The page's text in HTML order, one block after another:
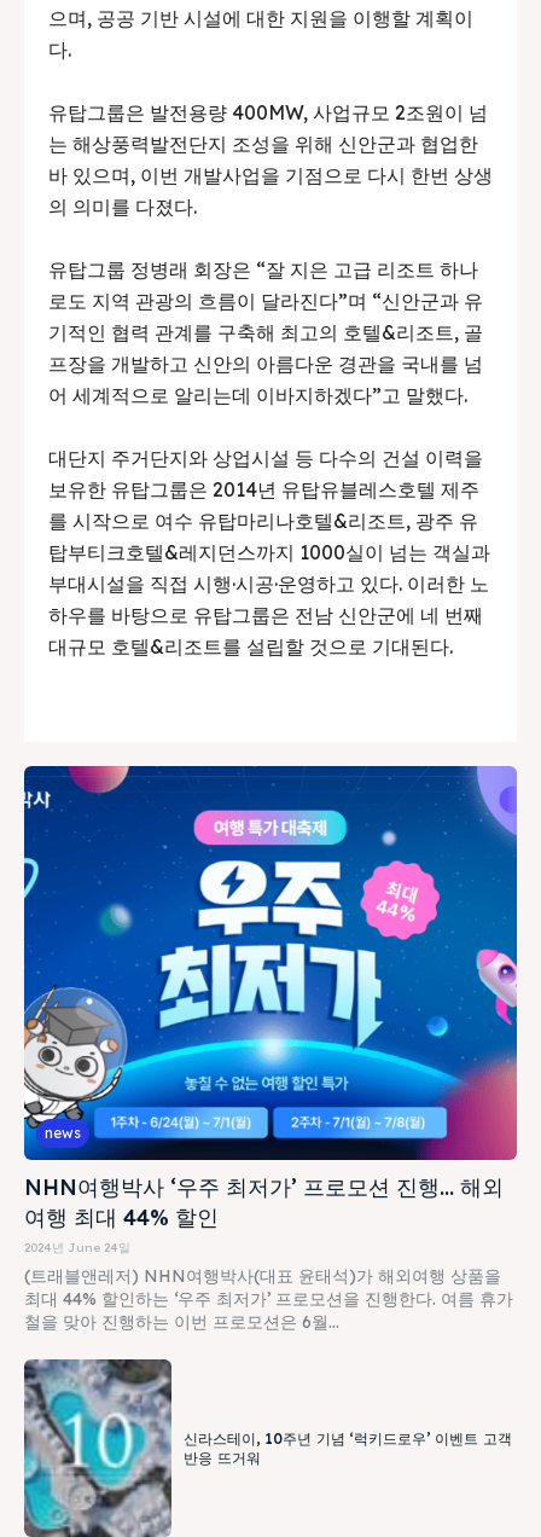
으며, 공공 기반 시설에 대한 지원을 이행할 계획이
다.
유탑그룹은 발전용량 400MW, 사업규모 2조원이 넘
는 해상풍력발전단지 조성을 위해 신안군과 협업한
바 있으며, 이번 개발사업을 기점으로 다시 한번 상생
의 의미를 다졌다.
유탑그룹 정병래 회장은 “잘 지은 고급 리조트 하나
로도 지역 관광의 흐름이 달라진다”며 “신안군과 유
기적인 협력 관계를 구축해 최고의 호텔&리조트, 골
프장을 개발하고 신안의 아름다운 경관을 국내를 넘
어 세계적으로 알리는데 이바지하겠다”고 말했다.
대단지 주거단지와 상업시설 등 다수의 건설 이력을
보유한 유탑그룹은 2014년 유탑유블레스호텔 제주
를 시작으로 여수 유탑마리나호텔&리조트, 광주 유
탑부티크호텔&레지던스까지 1000실이 넘는 객실과
부대시설을 직접 시행·시공·운영하고 있다. 이러한 노
하우를 바탕으로 유탑그룹은 전남 신안군에 네 번째
대규모 호텔&리조트를 설립할 것으로 기대된다.
news
NHN여행박사 ‘우주 최저가’ 프로모션 진행… 해외
여행 최대 44% 할인
2024년 June 24일
(트래블앤레저) NHN여행박사(대표 윤태석)가 해외여행 상품을
최대 44% 할인하는 ‘우주 최저가’ 프로모션을 진행한다. 여름 휴가
철을 맞아 진행하는 이번 프로모션은 6월...
신라스테이, 10주년 기념 ‘럭키드로우’ 이벤트 고객
반응 뜨거워